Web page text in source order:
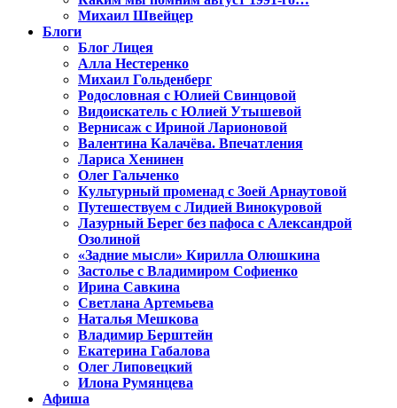
Михаил Швейцер
Блоги
Блог Лицея
Алла Нестеренко
Михаил Гольденберг
Родословная с Юлией Свинцовой
Видоискатель с Юлией Утышевой
Вернисаж с Ириной Ларионовой
Валентина Калачёва. Впечатления
Лариса Хенинен
Олег Гальченко
Культурный променад с Зоей Арнаутовой
Путешествуем с Лидией Винокуровой
Лазурный Берег без пафоса с Александрой
Озолиной
«Задние мысли» Кирилла Олюшкина
Застолье с Владимиром Софиенко
Ирина Савкина
Светлана Артемьева
Наталья Мешкова
Владимир Берштейн
Екатерина Габалова
Олег Липовецкий
Илона Румянцева
Афиша